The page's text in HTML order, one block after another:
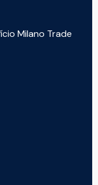
Milano Trade